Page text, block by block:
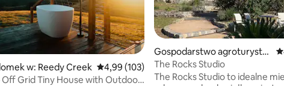
5, liczba recenzji: 526
w: Reedy Creek Średnia ocena: 4,99 na 5, liczba recenzji: 103
4,99 (103)
Off Grid Tiny House with Outdoor
Gospodarstwo agroturysty
czne w: Pyalong
The Rocks Studio
The Rocks Studio to idealne